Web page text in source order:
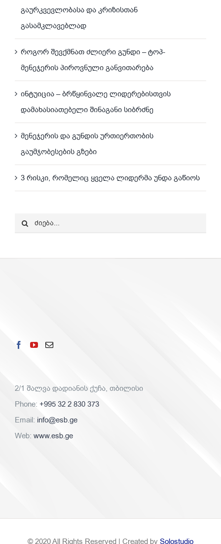
გაურკვევლობასა და კრიზისთან
გასამკლავებლად
როგორ შევქმნათ ძლიერი გუნდი – ტოპ-
მენეჯერის პიროვნული განვითარება
ინტუიცია – ბრწყინვალე ლიდერებისთვის
დამახასიათებელი შინაგანი სიბრძნე
მენეჯერის და გუნდის ურთიერთობის
გაუმჯობესების გზები
3 რისკი, რომელიც ყველა ლიდერმა უნდა გაწიოს
Search
2/1 შალვა დადიანის ქუჩა, თბილისი
Phone: +995 32 2 830 373
Email: info@esb.ge
Web: www.esb.ge
© 2020 All Rights Reserved | Created by Solostudio